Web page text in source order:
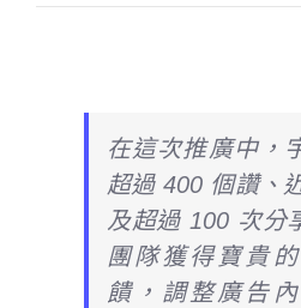
在這次推廣中，
超過 400 個讚、
及超過 100 次分
團隊獲得寶貴
饋，調整廣告